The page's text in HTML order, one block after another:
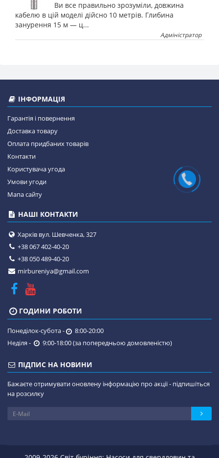
Ви все правильно зрозуміли, довжина
кабелю в цій моделі дійсно 10 метрів. Глибина
занурення 15 м — ц...
Адміністратор
ІНФОРМАЦІЯ
Гарантія і повернення
Доставка товару
Оплата придбаних товарів
Контакти
Користувача угода
Умови угоди
Мапа сайту
НАШІ КОНТАКТИ
Харків вул. Шевченка, 327
+38 067 402-40-20
+38 050 489-40-20
mirbureniya@gmail.com
ГОДИНИ РОБОТИ
Понеділок-субота -
8:00-20:00
Неділя -
9:00-18:00 (за попередньою домовленістю)
ПІДПИС НА НОВИНИ
Бажаєте отримувати оновлену інформацію про акції - підпишіться
на розсилку